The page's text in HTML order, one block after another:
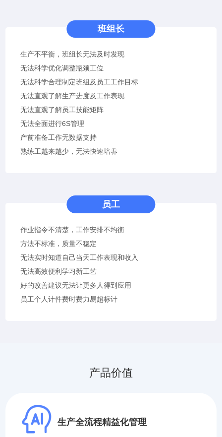
班组长
生产不平衡，班组长无法及时发现
无法科学优化调整瓶颈工位
无法科学合理制定班组及员工工作目标
无法直观了解生产进度及工作表现
无法直观了解员工技能矩阵
无法全面进行6S管理
产前准备工作无数据支持
熟练工越来越少，无法快速培养
员工
作业指令不清楚，工作安排不均衡
方法不标准，质量不稳定
无法实时知道自己当天工作表现和收入
无法高效便利学习新工艺
好的改善建议无法让更多人得到应用
员工个人计件费时费力易超标计
产品价值
生产全流程精益化管理